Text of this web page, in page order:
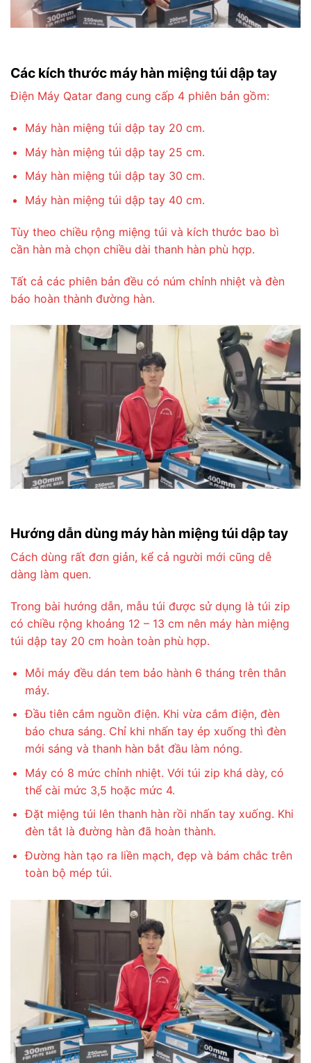
Các kích thước máy hàn miệng túi dập tay
Điện Máy Qatar đang cung cấp 4 phiên bản gồm:
Máy hàn miệng túi dập tay 20 cm.
Máy hàn miệng túi dập tay 25 cm.
Máy hàn miệng túi dập tay 30 cm.
Máy hàn miệng túi dập tay 40 cm.
Tùy theo chiều rộng miệng túi và kích thước bao bì
cần hàn mà chọn chiều dài thanh hàn phù hợp.
Tất cả các phiên bản đều có núm chỉnh nhiệt và đèn
báo hoàn thành đường hàn.
Hướng dẫn dùng máy hàn miệng túi dập tay
Cách dùng rất đơn giản, kể cả người mới cũng dễ
dàng làm quen.
Trong bài hướng dẫn, mẫu túi được sử dụng là túi zip
có chiều rộng khoảng 12 – 13 cm nên máy hàn miệng
túi dập tay 20 cm hoàn toàn phù hợp.
Mỗi máy đều dán tem bảo hành 6 tháng trên thân
máy.
Đầu tiên cắm nguồn điện. Khi vừa cắm điện, đèn
báo chưa sáng. Chỉ khi nhấn tay ép xuống thì đèn
mới sáng và thanh hàn bắt đầu làm nóng.
Máy có 8 mức chỉnh nhiệt. Với túi zip khá dày, có
thể cài mức 3,5 hoặc mức 4.
Đặt miệng túi lên thanh hàn rồi nhấn tay xuống. Khi
đèn tắt là đường hàn đã hoàn thành.
Đường hàn tạo ra liền mạch, đẹp và bám chắc trên
toàn bộ mép túi.